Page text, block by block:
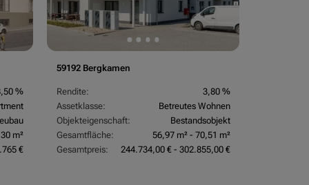
%
m²
€
59192 Bergkamen
Rendite:
3,80 %
Assetklasse:
Betreutes Wohnen
Objekteigenschaft:
Bestandsobjekt
Gesamtfläche:
56,97 m² - 70,51 m²
Gesamtpreis:
244.734,00 € - 302.855,00 €